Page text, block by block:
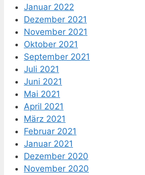
Januar 2022
Dezember 2021
November 2021
Oktober 2021
September 2021
Juli 2021
Juni 2021
Mai 2021
April 2021
März 2021
Februar 2021
Januar 2021
Dezember 2020
November 2020